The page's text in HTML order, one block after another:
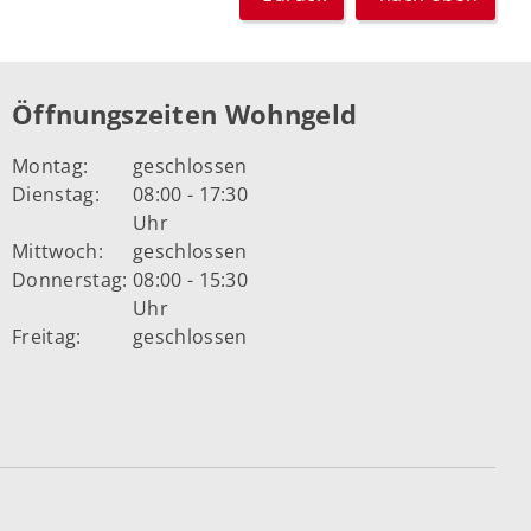
Öffnungszeiten Wohngeld
Montag:
geschlossen
Dienstag:
08:00 - 17:30
Uhr
Mittwoch:
geschlossen
Donnerstag: 08:00 - 15:30
Uhr
Freitag:
geschlossen